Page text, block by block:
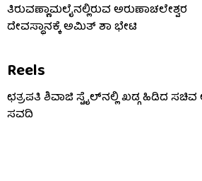
ತಿರುವಣ್ಣಾಮಲೈನಲ್ಲಿರುವ ಅರುಣಾಚಲೇಶ್ವರ
ದೇವಸ್ಥಾನಕ್ಕೆ ಅಮಿತ್ ಶಾ ಭೇಟಿ
Reels
ಛತ್ರಪತಿ ಶಿವಾಜಿ ಸ್ಟೈಲ್​ನಲ್ಲಿ ಖಡ್ಗ ಹಿಡಿದ ಸಚಿವ
ಸವದಿ